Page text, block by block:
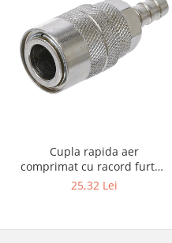
Cupla rapida aer
comprimat cu racord furtun
8 mm (5/16") | SUA / Franta
25,32 Lei